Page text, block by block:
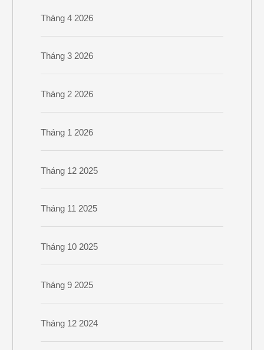
Tháng 4 2026
Tháng 3 2026
Tháng 2 2026
Tháng 1 2026
Tháng 12 2025
Tháng 11 2025
Tháng 10 2025
Tháng 9 2025
Tháng 12 2024